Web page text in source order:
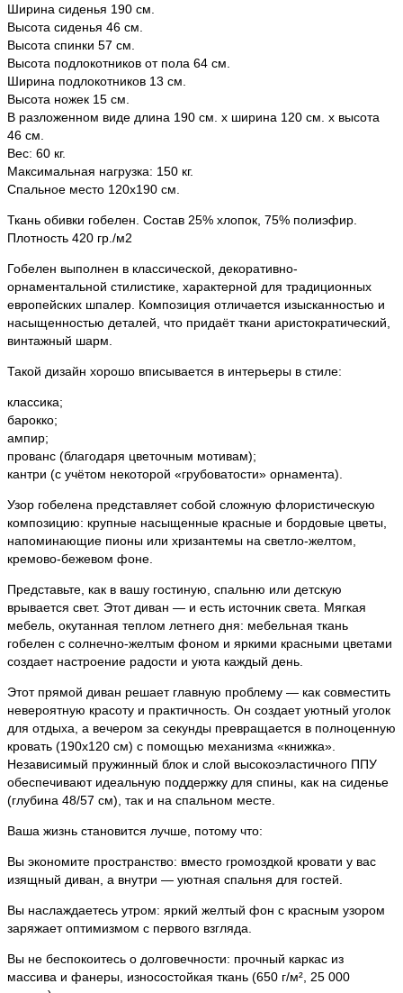
Ширина сиденья 190 см.
Высота сиденья 46 см.
Высота спинки 57 см.
Высота подлокотников от пола 64 см.
Ширина подлокотников 13 см.
Высота ножек 15 см.
В разложенном виде длина 190 см. х ширина 120 см. х высота
46 см.
Вес: 60 кг.
Максимальная нагрузка: 150 кг.
Спальное место 120х190 см.
Ткань обивки гобелен. Состав 25% хлопок, 75% полиэфир.
Плотность 420 гр./м2
Гобелен выполнен в классической, декоративно-
орнаментальной стилистике, характерной для традиционных
европейских шпалер. Композиция отличается изысканностью и
насыщенностью деталей, что придаёт ткани аристократический,
винтажный шарм.
Такой дизайн хорошо вписывается в интерьеры в стиле:
классика;
барокко;
ампир;
прованс (благодаря цветочным мотивам);
кантри (с учётом некоторой «грубоватости» орнамента).
Узор гобелена представляет собой сложную флористическую
композицию: крупные насыщенные красные и бордовые цветы,
напоминающие пионы или хризантемы на светло-желтом,
кремово-бежевом фоне.
Представьте, как в вашу гостиную, спальню или детскую
врывается свет. Этот диван — и есть источник света. Мягкая
мебель, окутанная теплом летнего дня: мебельная ткань
гобелен с солнечно-желтым фоном и яркими красными цветами
создает настроение радости и уюта каждый день.
Этот прямой диван решает главную проблему — как совместить
невероятную красоту и практичность. Он создает уютный уголок
для отдыха, а вечером за секунды превращается в полноценную
кровать (190х120 см) с помощью механизма «книжка».
Независимый пружинный блок и слой высокоэластичного ППУ
обеспечивают идеальную поддержку для спины, как на сиденье
(глубина 48/57 см), так и на спальном месте.
Ваша жизнь становится лучше, потому что:
Вы экономите пространство: вместо громоздкой кровати у вас
изящный диван, а внутри — уютная спальня для гостей.
Вы наслаждаетесь утром: яркий желтый фон с красным узором
заряжает оптимизмом с первого взгляда.
Вы не беспокоитесь о долговечности: прочный каркас из
массива и фанеры, износостойкая ткань (650 г/м², 25 000